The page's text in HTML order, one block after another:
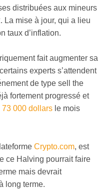
distribuées aux mineurs
La mise à jour, qui a lieu
taux d’inflation.
fait augmenter sa
experts s’attendent
de type sell the
fortement progressé et
000 dollars le mois
Crypto.com, est
ce Halving pourrait faire
mais devrait
long terme.